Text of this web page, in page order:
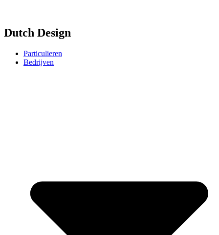
Dutch Design
Particulieren
Bedrijven